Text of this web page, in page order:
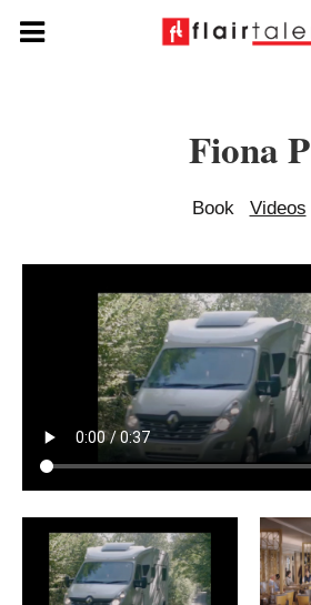
Fiona P
Book Videos